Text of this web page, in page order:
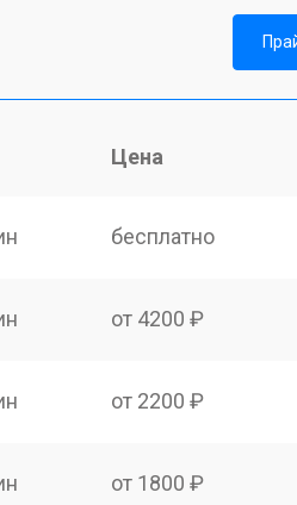
Цена
бесплатно
от 4200 ₽
от 2200 ₽
от 1800 ₽